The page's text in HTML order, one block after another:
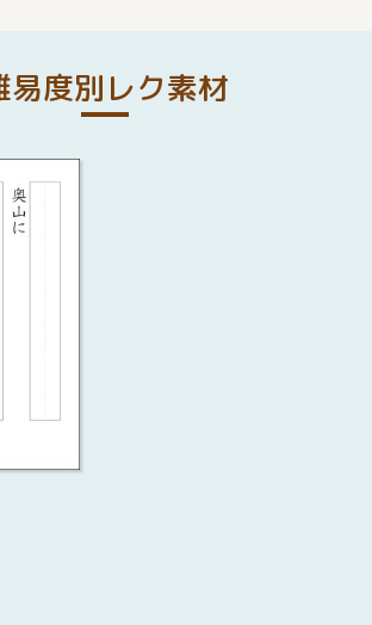
易度別レク素材